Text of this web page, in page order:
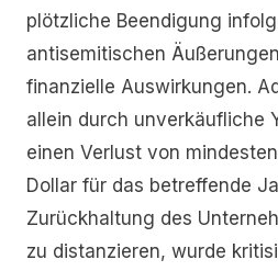
plötzliche Beendigung
antisemitischen
finanzielle Auswirkungen.
allein durch unverkäufliche
einen Verlust von
Dollar für das betreffende
Zurückhaltung des
zu distanzieren, wurde